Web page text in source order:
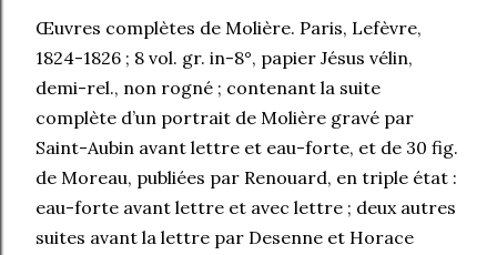
Œuvres complètes de Molière. Paris, Lefèvre,
1824-1826 ; 8 vol. gr. in-8°, papier Jésus vélin,
demi-rel., non rogné ; contenant la suite
complète d’un portrait de Molière gravé par
Saint-Aubin avant lettre et eau-forte, et de 30 fig.
de Moreau, publiées par Renouard, en triple état :
eau-forte avant lettre et avec lettre ; deux autres
suites avant la lettre par Desenne et Horace